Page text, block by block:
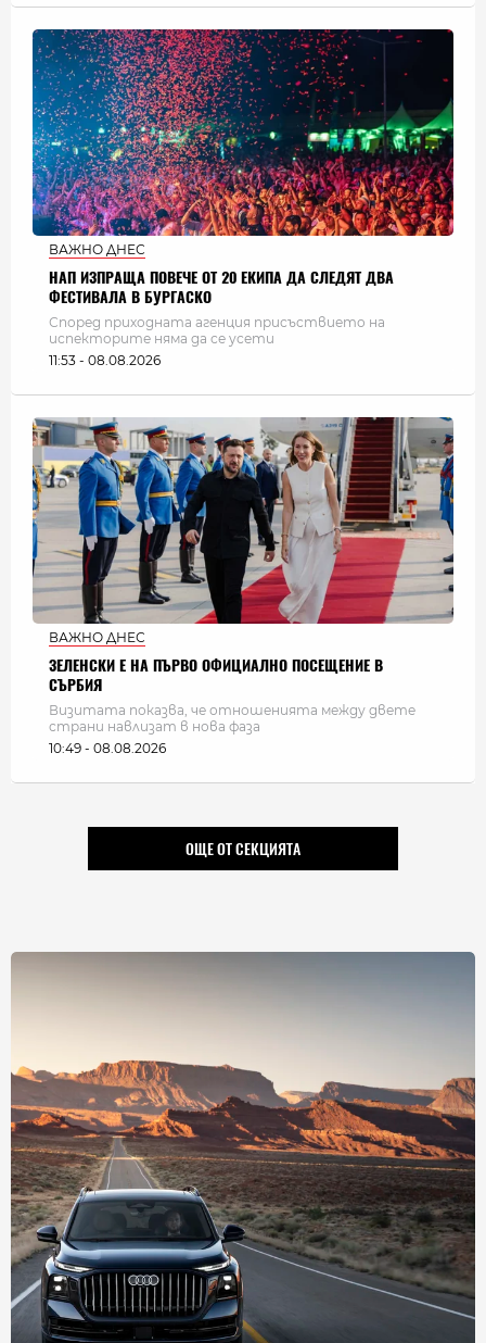
ВАЖНО ДНЕС
НАП ИЗПРАЩА ПОВЕЧЕ ОТ 20 ЕКИПА ДА СЛЕДЯТ ДВА
ФЕСТИВАЛА В БУРГАСКО
Според приходната агенция присъствието на
испекторите няма да се усети
11:53 - 08.08.2026
ВАЖНО ДНЕС
ЗЕЛЕНСКИ Е НА ПЪРВО ОФИЦИАЛНО ПОСЕЩЕНИЕ В
СЪРБИЯ
Визитата показва, че отношенията между двете
страни навлизат в нова фаза
10:49 - 08.08.2026
ОЩЕ ОТ СЕКЦИЯТА